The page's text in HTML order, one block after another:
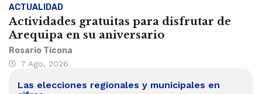
ACTUALIDAD
Actividades gratuitas para disfrutar de
Arequipa en su aniversario
Rosario Ticona
7 Ago, 2026
Las elecciones regionales y municipales en